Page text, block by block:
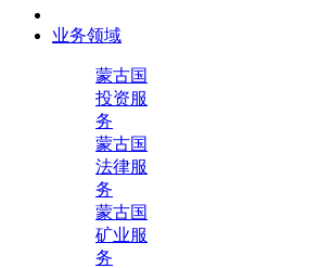
业务领域
蒙古国
投资服
务
蒙古国
法律服
务
蒙古国
矿业服
务